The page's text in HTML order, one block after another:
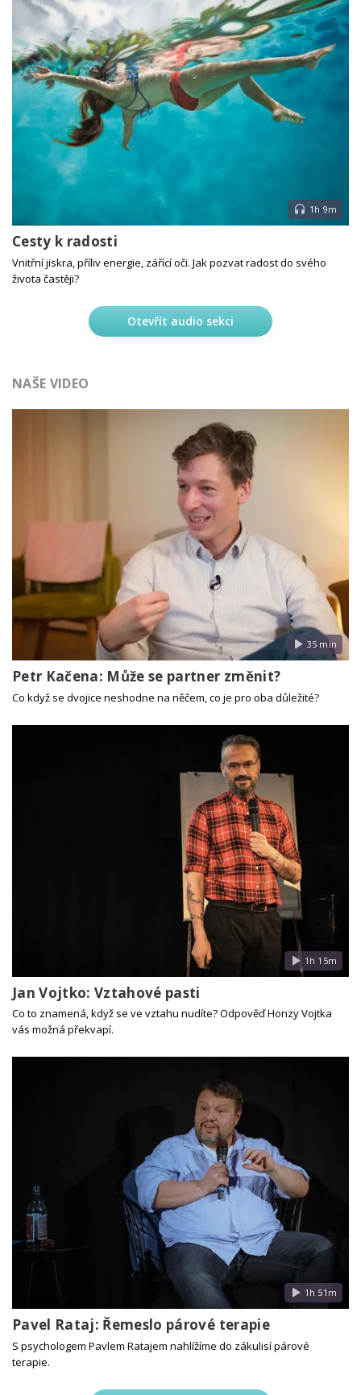
1h 9m
Cesty k radosti
Vnitřní jiskra, příliv energie, zářící oči. Jak pozvat radost do svého
života častěji?
Otevřít audio sekci
NAŠE VIDEO
35 min
Petr Kačena: Může se partner změnit?
Co když se dvojice neshodne na něčem, co je pro oba důležité?
1h 15m
Jan Vojtko: Vztahové pasti
Co to znamená, když se ve vztahu nudíte? Odpověď Honzy Vojtka
vás možná překvapí.
1h 51m
Pavel Rataj: Řemeslo párové terapie
S psychologem Pavlem Ratajem nahlížíme do zákulisí párové
terapie.